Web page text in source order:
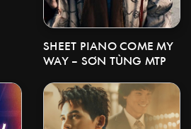
SHEET PIANO COME MY
WAY – SƠN TÙNG MTP